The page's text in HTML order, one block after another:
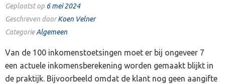
Geplaatst op 6 mei 2024
Geschreven doorKoen Velner
CategorieAlgemeen
Van de 100 inkomenstoetsingen moet er bij ongeveer 7
een actuele inkomensberekening worden gemaakt blijkt in
de praktijk. Bijvoorbeeld omdat de klant nog geen aangifte